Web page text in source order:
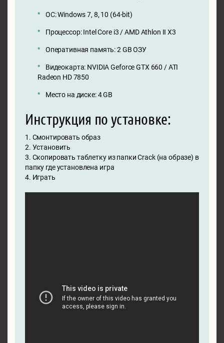
ОС: Windows 7, 8, 10 (64-bit)
Процессор: Intel Core i3 / AMD Athlon II X3
Оперативная память: 2 GB ОЗУ
Видеокарта: NVIDIA Geforce GTX 660 / ATI
Radeon HD 7850
Место на диске: 4 GB
Инструкция по установке:
1. Смонтировать образ
2. Установить
3. Скопировать таблетку из папки Crack (на образе) в
папку где установлена игра
4. Играть